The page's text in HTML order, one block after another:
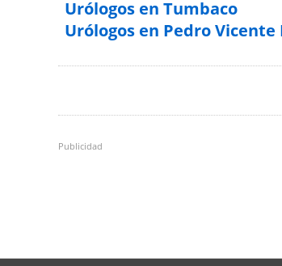
Urólogos en Tumbaco
Urólogos en Pedro
Publicidad